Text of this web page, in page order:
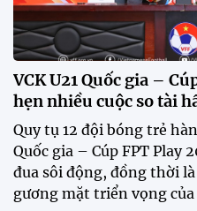
hình mạnh nhất trước
CĐV vượt gần 80 km từ
tuyển Việt Nam
Tuyển Việt Nam đối
ASEAN Cup 2026?